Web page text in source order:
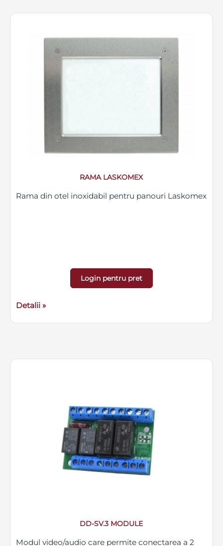
RAMA LASKOMEX
Rama din otel inoxidabil pentru panouri Laskomex
Login pentru pret
Detalii »
DD-SV.3 MODULE
Modul video/audio care permite conectarea a 2